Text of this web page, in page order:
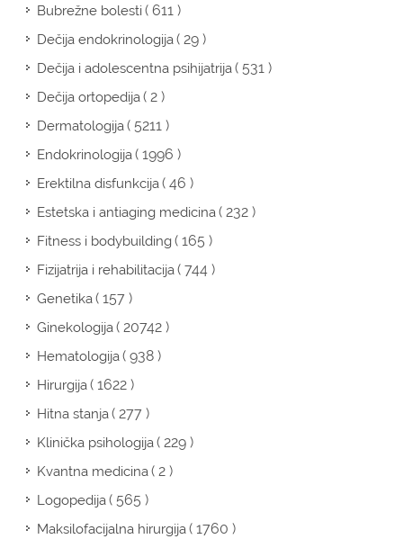
Bubrežne bolesti( 611 )
Dečija endokrinologija( 29 )
Dečija i adolescentna psihijatrija( 531 )
Dečija ortopedija( 2 )
Dermatologija( 5211 )
Endokrinologija( 1996 )
Erektilna disfunkcija( 46 )
Estetska i antiaging medicina( 232 )
Fitness i bodybuilding( 165 )
Fizijatrija i rehabilitacija( 744 )
Genetika( 157 )
Ginekologija( 20742 )
Hematologija( 938 )
Hirurgija( 1622 )
Hitna stanja( 277 )
Klinička psihologija( 229 )
Kvantna medicina( 2 )
Logopedija( 565 )
Maksilofacijalna hirurgija( 1760 )